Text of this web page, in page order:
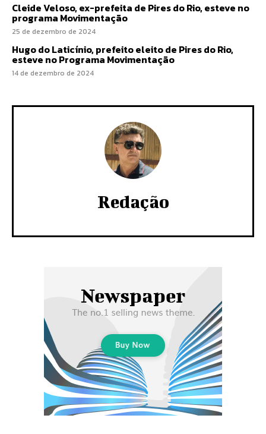
Cleide Veloso, ex-prefeita de Pires do Rio, esteve no
programa Movimentação
25 de dezembro de 2024
Hugo do Laticínio, prefeito eleito de Pires do Rio,
esteve no Programa Movimentação
14 de dezembro de 2024
Redação